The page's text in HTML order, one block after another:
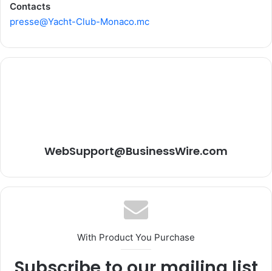
Contacts
presse@Yacht-Club-Monaco.mc
WebSupport@BusinessWire.com
With Product You Purchase